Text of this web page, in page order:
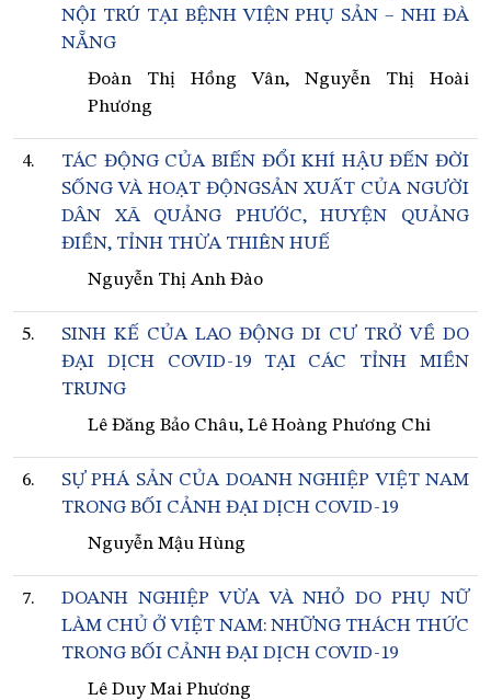
NỘI TRÚ TẠI BỆNH VIỆN PHỤ SẢN – NHI ĐÀ
NẴNG
Đoàn Thị Hồng Vân, Nguyễn Thị Hoài
Phương
4.
TÁC ĐỘNG CỦA BIẾN ĐỔI KHÍ HẬU ĐẾN ĐỜI
SỐNG VÀ HOẠT ĐỘNGSẢN XUẤT CỦA NGƯỜI
DÂN XÃ QUẢNG PHƯỚC, HUYỆN QUẢNG
ĐIỀN, TỈNH THỪA THIÊN HUẾ
Nguyễn Thị Anh Đào
5.
SINH KẾ CỦA LAO ĐỘNG DI CƯ TRỞ VỀ DO
ĐẠI DỊCH COVID-19 TẠI CÁC TỈNH MIỀN
TRUNG
Lê Đăng Bảo Châu, Lê Hoàng Phương Chi
6.
SỰ PHÁ SẢN CỦA DOANH NGHIỆP VIỆT NAM
TRONG BỐI CẢNH ĐẠI DỊCH COVID-19
Nguyễn Mậu Hùng
7.
DOANH NGHIỆP VỪA VÀ NHỎ DO PHỤ NỮ
LÀM CHỦ Ở VIỆT NAM: NHỮNG THÁCH THỨC
TRONG BỐI CẢNH ĐẠI DỊCH COVID-19
Lê Duy Mai Phương